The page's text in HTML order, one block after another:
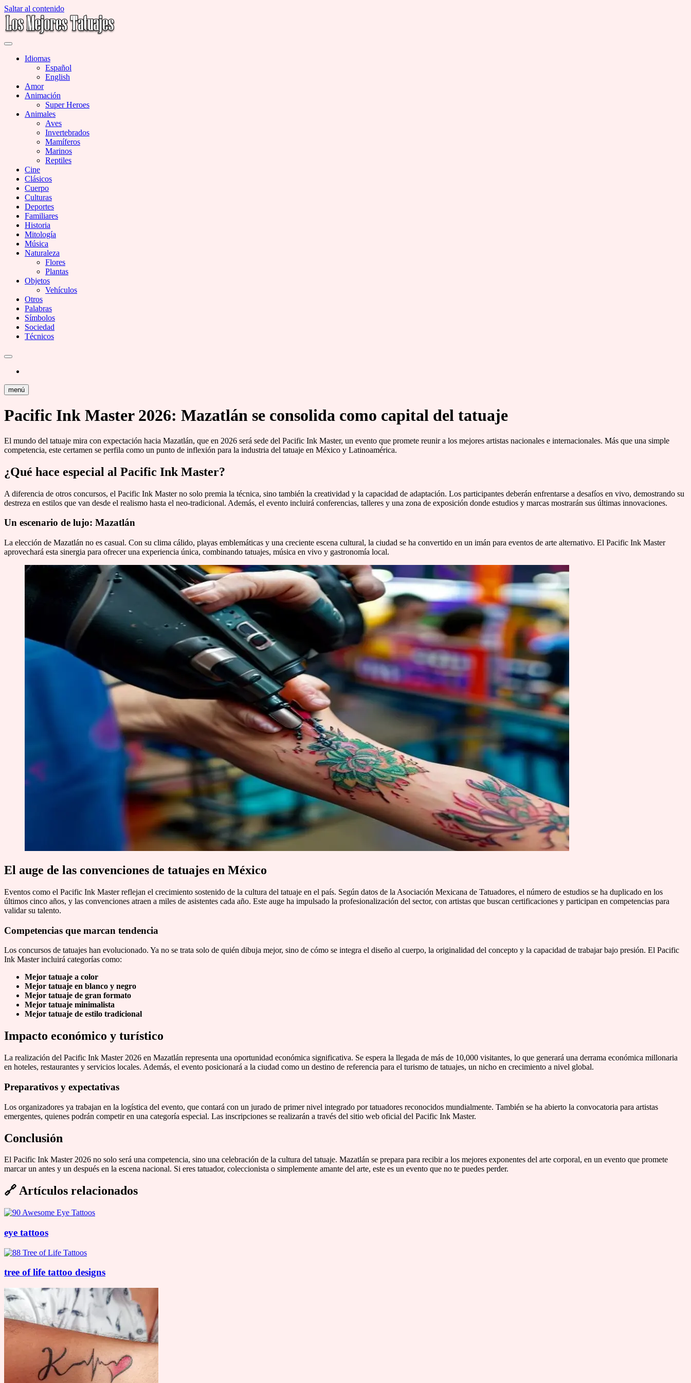
Saltar al contenido
Miles de Imágenes de Tatuajes en Galerías
Idiomas
Español
English
Amor
Animación
Super Heroes
Animales
Aves
Invertebrados
Mamíferos
Marinos
Reptiles
Cine
Clásicos
Cuerpo
Culturas
Deportes
Familiares
Historia
Mitología
Música
Naturaleza
Flores
Plantas
Objetos
Vehículos
Otros
Palabras
Símbolos
Sociedad
Técnicos
menú
Pacific Ink Master 2026: Mazatlán se consolida como capital del tatuaje
El mundo del tatuaje mira con expectación hacia Mazatlán, que en 2026 será sede del Pacific Ink Master, un evento que promete reunir a los mejores artistas nacionales e internacionales. Más que una simple
competencia, este certamen se perfila como un punto de inflexión para la industria del tatuaje en México y Latinoamérica.
¿Qué hace especial al Pacific Ink Master?
A diferencia de otros concursos, el Pacific Ink Master no solo premia la técnica, sino también la creatividad y la capacidad de adaptación. Los participantes deberán enfrentarse a desafíos en vivo, demostrando su
destreza en estilos que van desde el realismo hasta el neo-tradicional. Además, el evento incluirá conferencias, talleres y una zona de exposición donde estudios y marcas mostrarán sus últimas innovaciones.
Un escenario de lujo: Mazatlán
La elección de Mazatlán no es casual. Con su clima cálido, playas emblemáticas y una creciente escena cultural, la ciudad se ha convertido en un imán para eventos de arte alternativo. El Pacific Ink Master
aprovechará esta sinergia para ofrecer una experiencia única, combinando tatuajes, música en vivo y gastronomía local.
El auge de las convenciones de tatuajes en México
Eventos como el Pacific Ink Master reflejan el crecimiento sostenido de la cultura del tatuaje en el país. Según datos de la Asociación Mexicana de Tatuadores, el número de estudios se ha duplicado en los
últimos cinco años, y las convenciones atraen a miles de asistentes cada año. Este auge ha impulsado la profesionalización del sector, con artistas que buscan certificaciones y participan en competencias para
validar su talento.
Competencias que marcan tendencia
Los concursos de tatuajes han evolucionado. Ya no se trata solo de quién dibuja mejor, sino de cómo se integra el diseño al cuerpo, la originalidad del concepto y la capacidad de trabajar bajo presión. El Pacific
Ink Master incluirá categorías como:
Mejor tatuaje a color
Mejor tatuaje en blanco y negro
Mejor tatuaje de gran formato
Mejor tatuaje minimalista
Mejor tatuaje de estilo tradicional
Impacto económico y turístico
La realización del Pacific Ink Master 2026 en Mazatlán representa una oportunidad económica significativa. Se espera la llegada de más de 10,000 visitantes, lo que generará una derrama económica millonaria
en hoteles, restaurantes y servicios locales. Además, el evento posicionará a la ciudad como un destino de referencia para el turismo de tatuajes, un nicho en crecimiento a nivel global.
Preparativos y expectativas
Los organizadores ya trabajan en la logística del evento, que contará con un jurado de primer nivel integrado por tatuadores reconocidos mundialmente. También se ha abierto la convocatoria para artistas
emergentes, quienes podrán competir en una categoría especial. Las inscripciones se realizarán a través del sitio web oficial del Pacific Ink Master.
Conclusión
El Pacific Ink Master 2026 no solo será una competencia, sino una celebración de la cultura del tatuaje. Mazatlán se prepara para recibir a los mejores exponentes del arte corporal, en un evento que promete
marcar un antes y un después en la escena nacional. Si eres tatuador, coleccionista o simplemente amante del arte, este es un evento que no te puedes perder.
🔗Artículos relacionados
eye tattoos
tree of life tattoo designs